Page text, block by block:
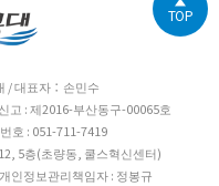
/ 대표자：손민수
고 : 제2016-부산동구-00065호
호 : 051-711-7419
5층(초량동, 쿨스혁신센터)
정보관리책임자 : 정봉규
TOP